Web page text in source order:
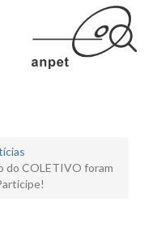
do COLETIVO foram